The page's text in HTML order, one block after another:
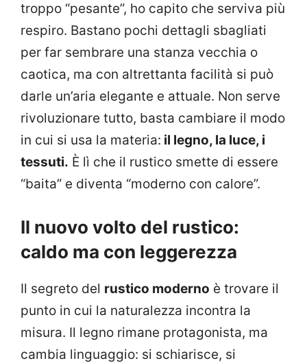
troppo “pesante”, ho capito che serviva più
respiro. Bastano pochi dettagli sbagliati
per far sembrare una stanza vecchia o
caotica, ma con altrettanta facilità si può
darle un’aria elegante e attuale. Non serve
rivoluzionare tutto, basta cambiare il modo
in cui si usa la materia: il legno, la luce, i
tessuti. È lì che il rustico smette di essere
“baita” e diventa “moderno con calore”.
Il nuovo volto del rustico:
caldo ma con leggerezza
Il segreto del rustico moderno è trovare il
punto in cui la naturalezza incontra la
misura. Il legno rimane protagonista, ma
cambia linguaggio: si schiarisce, si